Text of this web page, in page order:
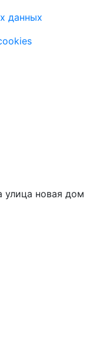
данных
улица новая дом